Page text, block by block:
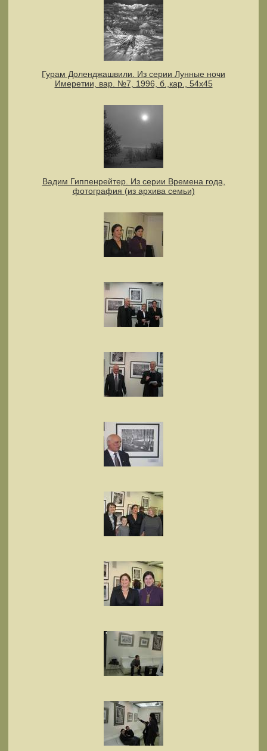
Гурам Доленджашвили. Из серии Лунные ночи
Имеретии, вар. №7, 1996, б.,кар., 54х45
Вадим Гиппенрейтер. Из серии Времена года,
фотография (из архива семьи)